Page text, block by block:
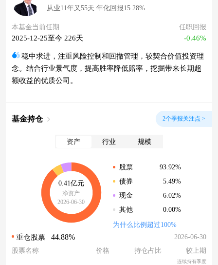
从业11年又55天 年化回报15.28%
本基金当前任期
2025-12-25至今 226天
任职回报
-0.46%
稳中求进，注重风险控制和回撤管理，较契合价值投资理
念。结合行业景气度，提高胜率降低赔率，挖掘带来长期超
额收益的优质公司。
基金持仓 2个季报关注点 >
资产 行业 规模
0.41亿元
净资产
2026-06-30
股票
93.92%
债券
5.49%
现金
6.02%
其他
0.00%
为什么比例超过100%
重仓股票 44.88%
2026-06-30
股票名称
价格 持仓占比 较上期
连续持有季度